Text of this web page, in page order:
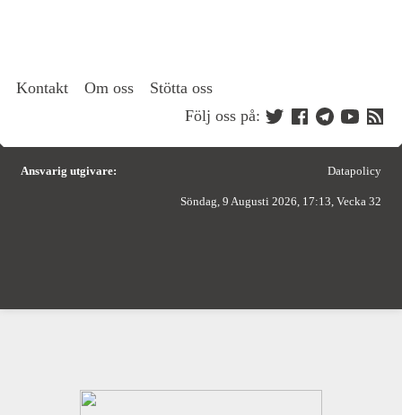
Kontakt Om oss
Stötta oss
Följ oss på:
Ansvarig utgivare: Datapolicy
Söndag, 9 Augusti 2026, 17:13, Vecka 32